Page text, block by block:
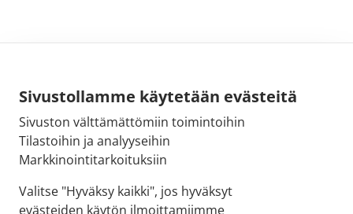
Sivustollamme käytetään evästeitä
Sivuston välttämättömiin toimintoihin
Tilastoihin ja analyyseihin
Markkinointitarkoituksiin
Valitse "Hyväksy kaikki", jos hyväksyt
evästeiden käytön ilmoittamiimme
Sähköpostiosoite:
kirjaamo@fimea.fi
Fimean vaihde:
029 522 3341